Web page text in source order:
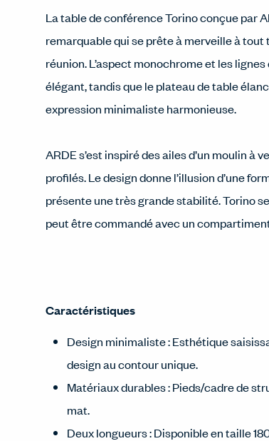
La table de conférence Torino conçue par
remarquable qui se prête à merveille à tout
réunion. L’aspect monochrome et les
élégant, tandis que le plateau de table
expression minimaliste harmonieuse.
ARDE s’est inspiré des ailes d’un moulin à
profilés. Le design donne l’illusion d’une
présente une très grande stabilité. Torino
peut être commandé avec un
Caractéristiques
Design minimaliste : Esthétique
design au contour unique.
Matériaux durables : Pieds/cadre de
mat.
Deux longueurs : Disponible en taille